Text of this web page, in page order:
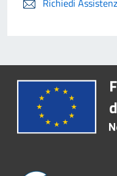
Richiedi